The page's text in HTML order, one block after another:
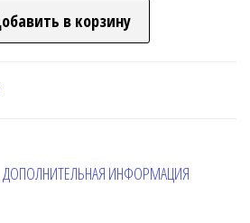
в корзину
ДОПОЛНИТЕЛЬНАЯ ИНФОРМАЦИЯ